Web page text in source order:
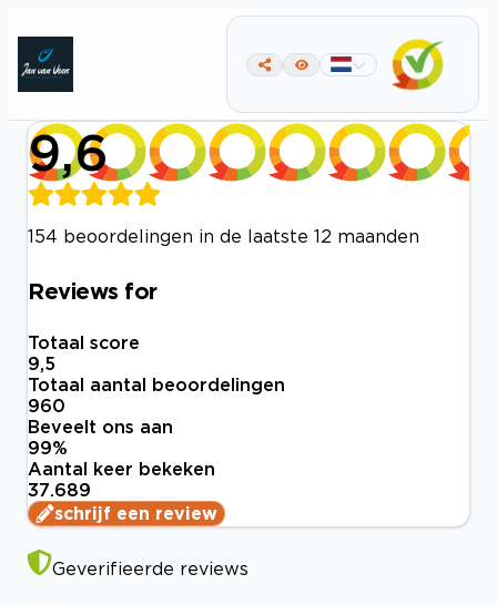
9,6
154 beoordelingen in de laatste 12 maanden
Reviews for
Totaal score
9,5
Totaal aantal beoordelingen
960
Beveelt ons aan
99%
Aantal keer bekeken
37.689
schrijf een review
Geverifieerde reviews